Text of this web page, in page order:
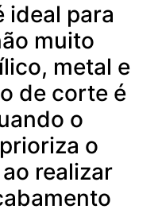
ideal para
muito
metal e
de corte é
o
o
realizar